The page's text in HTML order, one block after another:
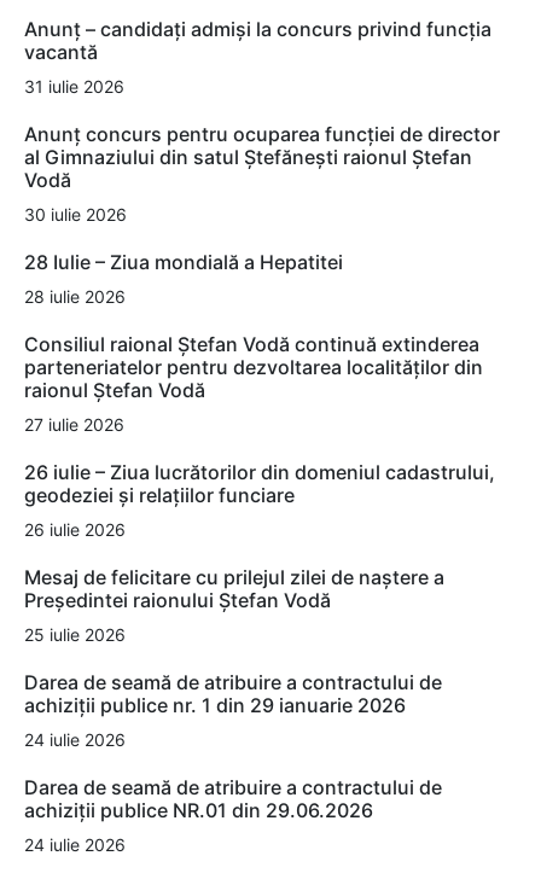
Anunț – candidați admiși la concurs privind funcția
vacantă
31 iulie 2026
Anunț concurs pentru ocuparea funcției de director
al Gimnaziului din satul Ștefănești raionul Ștefan
Vodă
30 iulie 2026
28 Iulie – Ziua mondială a Hepatitei
28 iulie 2026
Consiliul raional Ștefan Vodă continuă extinderea
parteneriatelor pentru dezvoltarea localităților din
raionul Ștefan Vodă
27 iulie 2026
26 iulie – Ziua lucrătorilor din domeniul cadastrului,
geodeziei și relațiilor funciare
26 iulie 2026
Mesaj de felicitare cu prilejul zilei de naștere a
Președintei raionului Ștefan Vodă
25 iulie 2026
Darea de seamă de atribuire a contractului de
achiziții publice nr. 1 din 29 ianuarie 2026
24 iulie 2026
Darea de seamă de atribuire a contractului de
achiziții publice NR.01 din 29.06.2026
24 iulie 2026